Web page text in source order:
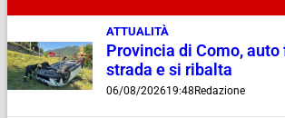
ATTUALITÀ
Provincia di Como,
strada e si ribalta
06/08/202619:48 Redazione